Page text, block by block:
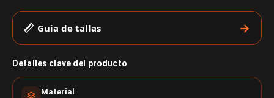
Guia de tallas
Detalles clave del producto
Material